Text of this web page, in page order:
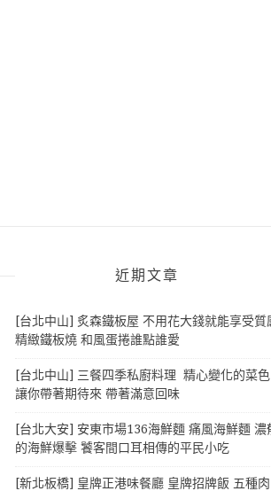
近期文章
[台北中山] 炙森鐵板屋 不用花大錢就能享受質
精緻鐵板燒 和風蛋捲誰點誰愛
[台北中山] 三餐四季私廚料理 精心變化的菜色
讓你帶著期待來 帶著滿意回味
[台北大安] 安東市場136海鮮麵 痛風海鮮麵 濃
的海鮮爆擊 饕客間口耳相傳的平民小吃
[新北板橋] 皇牌正港味餐廳 皇牌招牌飯 五種肉